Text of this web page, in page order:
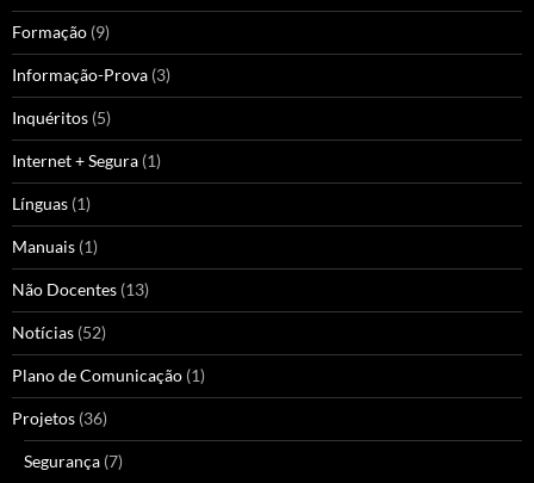
Formação (9)
Informação-Prova (3)
Inquéritos (5)
Internet + Segura (1)
Línguas (1)
Manuais (1)
Não Docentes (13)
Notícias (52)
Plano de Comunicação (1)
Projetos (36)
Segurança (7)